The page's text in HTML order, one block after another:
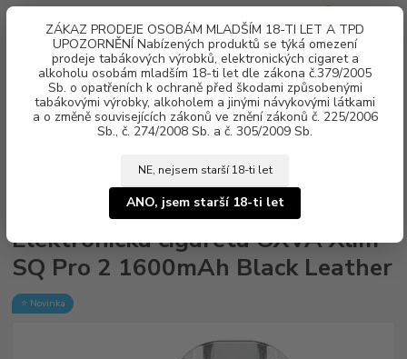
ZÁKAZ PRODEJE OSOBÁM MLADŠÍM 18-TI LET A TPD
UPOZORNĚNÍ Nabízených produktů se týká omezení
prodeje tabákových výrobků, elektronických cigaret a
alkoholu osobám mladším 18-ti let dle zákona č.379/2005
Sb. o opatřeních k ochraně před škodami způsobenými
tabákovými výrobky, alkoholem a jinými návykovými látkami
a o změně souvisejících zákonů ve znění zákonů č. 225/2006
Sb., č. 274/2008 Sb. a č. 305/2009 Sb.
NE, nejsem starší 18-ti let
ANO, jsem starší 18-ti let
Menu
za0 Kč
SQ Pro 2 1600mAh Black Leather
Elektronická cigareta OXVA Xlim
SQ Pro 2 1600mAh Black Leather
⭐ Novinka